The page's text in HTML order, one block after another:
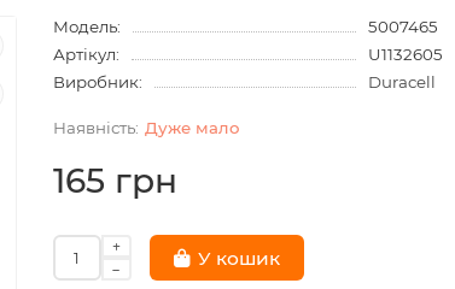
Модель:
5007465
Артікул:
U1132605
Виробник:
Duracell
Дуже мало
165 грн
У кошик